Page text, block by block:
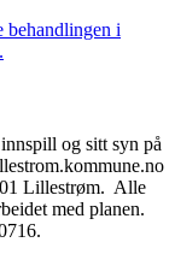
behandlingen i
og sitt syn på
Lillestrøm. Alle
med planen.